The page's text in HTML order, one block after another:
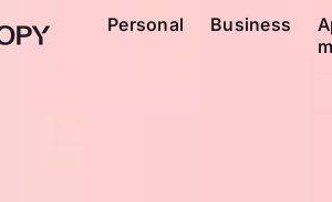
Personal Business